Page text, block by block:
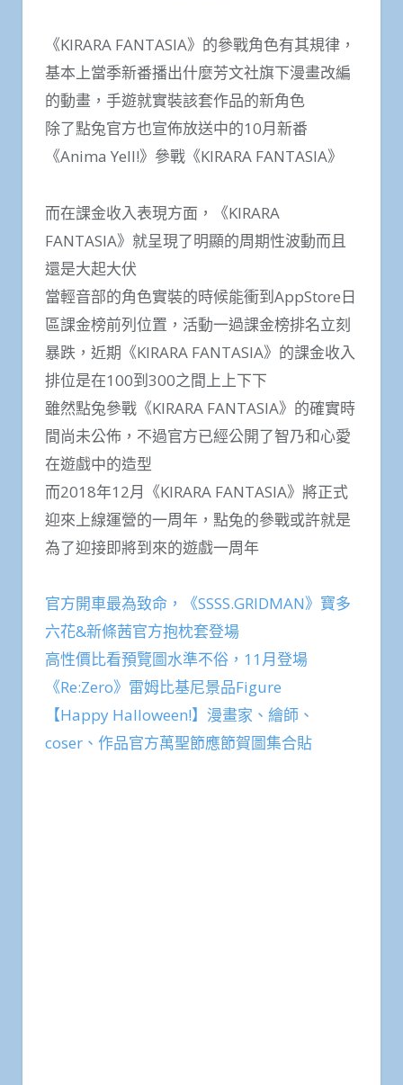
《KIRARA FANTASIA》的參戰角色有其規律，
基本上當季新番播出什麼芳文社旗下漫畫改編
的動畫，手遊就實裝該套作品的新角色
除了點兔官方也宣佈放送中的10月新番
《Anima Yell!》參戰《KIRARA FANTASIA》
而在課金收入表現方面，《KIRARA
FANTASIA》就呈現了明顯的周期性波動而且
還是大起大伏
當輕音部的角色實裝的時候能衝到AppStore日
區課金榜前列位置，活動一過課金榜排名立刻
暴跌，近期《KIRARA FANTASIA》的課金收入
排位是在100到300之間上上下下
雖然點兔參戰《KIRARA FANTASIA》的確實時
間尚未公佈，不過官方已經公開了智乃和心愛
在遊戲中的造型
而2018年12月《KIRARA FANTASIA》將正式
迎來上線運營的一周年，點兔的參戰或許就是
為了迎接即將到來的遊戲一周年
官方開車最為致命，《SSSS.GRIDMAN》寶多
六花&新條茜官方抱枕套登場
高性價比看預覽圖水準不俗，11月登場
《Re:Zero》雷姆比基尼景品Figure
【Happy Halloween!】漫畫家、繪師、
coser、作品官方萬聖節應節賀圖集合貼